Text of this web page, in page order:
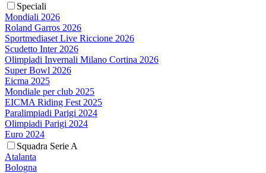
Speciali
Mondiali 2026
Roland Garros 2026
Sportmediaset Live Riccione 2026
Scudetto Inter 2026
Olimpiadi Invernali Milano Cortina 2026
Super Bowl 2026
Eicma 2025
Mondiale per club 2025
EICMA Riding Fest 2025
Paralimpiadi Parigi 2024
Olimpiadi Parigi 2024
Euro 2024
Squadra Serie A
Atalanta
Bologna